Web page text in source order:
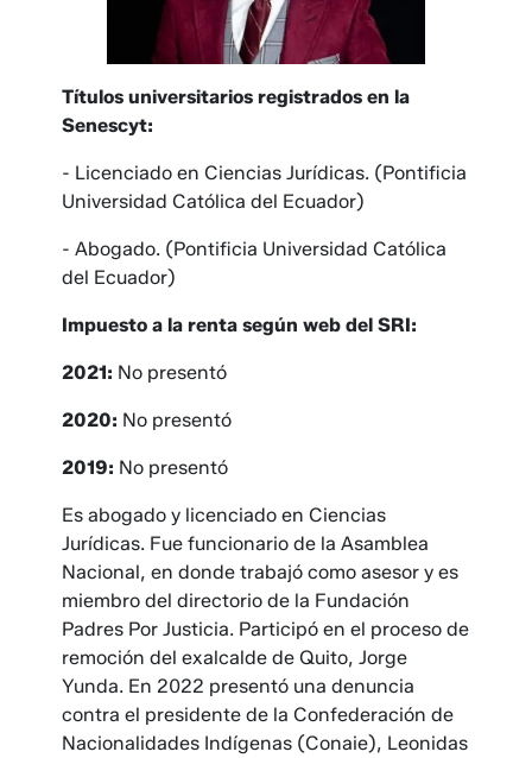
Títulos universitarios registrados en la
Senescyt:
- Licenciado en Ciencias Jurídicas. (Pontificia
Universidad Católica del Ecuador)
- Abogado. (Pontificia Universidad Católica
del Ecuador)
Impuesto a la renta según web del SRI:
2021: No presentó
2020: No presentó
2019: No presentó
Es abogado y licenciado en Ciencias
Jurídicas. Fue funcionario de la Asamblea
Nacional, en donde trabajó como asesor y es
miembro del directorio de la Fundación
Padres Por Justicia. Participó en el proceso de
remoción del exalcalde de Quito, Jorge
Yunda. En 2022 presentó una denuncia
contra el presidente de la Confederación de
Nacionalidades Indígenas (Conaie), Leonidas